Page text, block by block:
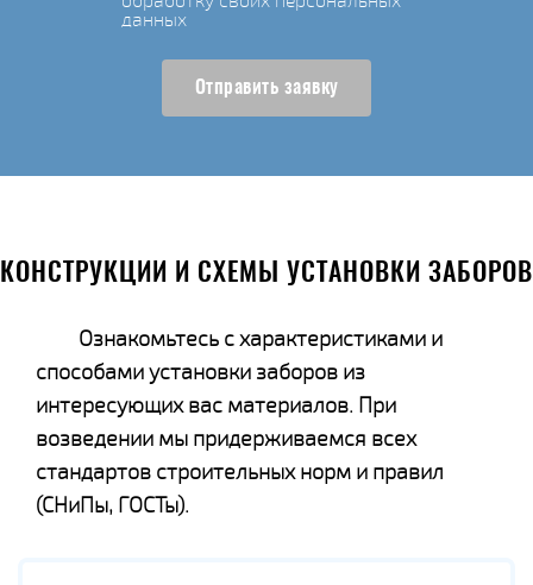
данных
Отправить заявку
КОНСТРУКЦИИ И СХЕМЫ УСТАНОВКИ ЗАБОРОВ
Ознакомьтесь с характеристиками и
способами установки заборов из
интересующих вас материалов. При
возведении мы придерживаемся всех
стандартов строительных норм и правил
(СНиПы, ГОСТы).